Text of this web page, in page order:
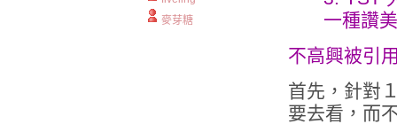
麥芽糖
一種讚
不高興被引
首先，針對
要去看，而